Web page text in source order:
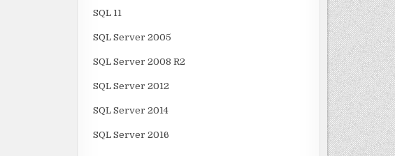
SQL 11
SQL Server 2005
SQL Server 2008 R2
SQL Server 2012
SQL Server 2014
SQL Server 2016